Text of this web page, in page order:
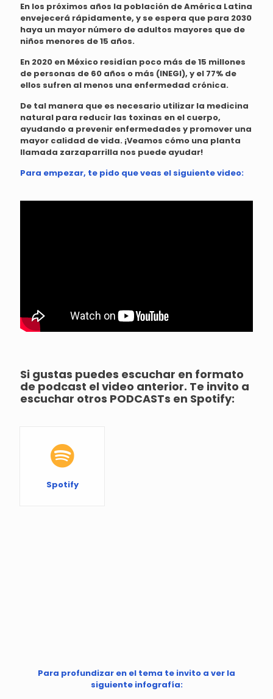
En los próximos años la población de América Latina
envejecerá rápidamente, y se espera que para 2030
haya un mayor número de adultos mayores que de
niños menores de 15 años.
En 2020 en México residían poco más de 15 millones
de personas de 60 años o más (INEGI), y el 77% de
ellos sufren al menos una enfermedad crónica.
De tal manera que es necesario utilizar la medicina
natural para reducir las toxinas en el cuerpo,
ayudando a prevenir enfermedades y promover una
mayor calidad de vida. ¡Veamos cómo una planta
llamada zarzaparrilla nos puede ayudar!
Para empezar, te pido que veas el siguiente video:
Si gustas puedes escuchar en formato
de podcast el video anterior. Te invito a
escuchar otros PODCASTs en Spotify:
Spotify
Para profundizar en el tema te invito a ver la
siguiente infografía: